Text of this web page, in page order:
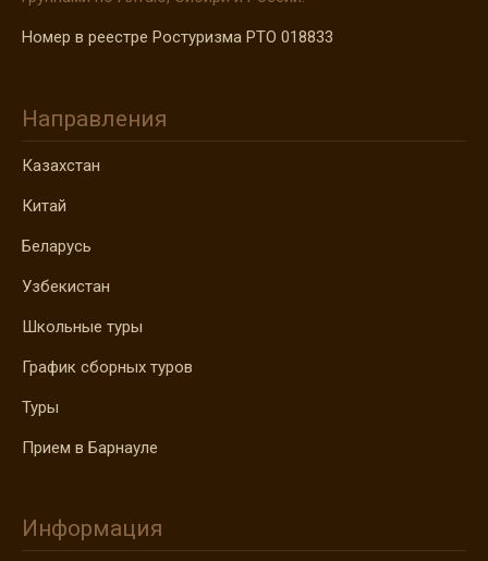
Номер в реестре Ростуризма РТО 018833
Направления
Казахстан
Китай
Беларусь
Узбекистан
Школьные туры
График сборных туров
Туры
Прием в Барнауле
Информация